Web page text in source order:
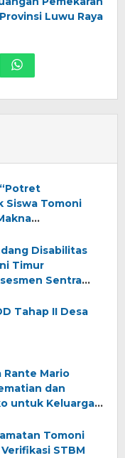
Provinsi Luwu Raya
Siswa Tomoni
Disabilitas
Timur
Sentra
Tahap II Desa
Rante Mario
dan
untuk Keluarga
Tomoni
STBM